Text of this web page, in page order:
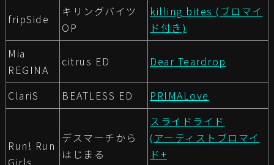
fripSide
キリングバイツ
OP
killing bites (ブロマイ
ド付き)
Mia
REGINA
citrus ED Dear Teardrop
ClariS BEATLESS ED PRIMALove
Run! Run
デスマーチから
はじまる
スライドライド
(アーティストブロマイ
ド+